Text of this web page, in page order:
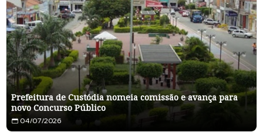
Prefeitura de Custódia nomeia comissão e avança para
novo Concurso Público
04/07/2026